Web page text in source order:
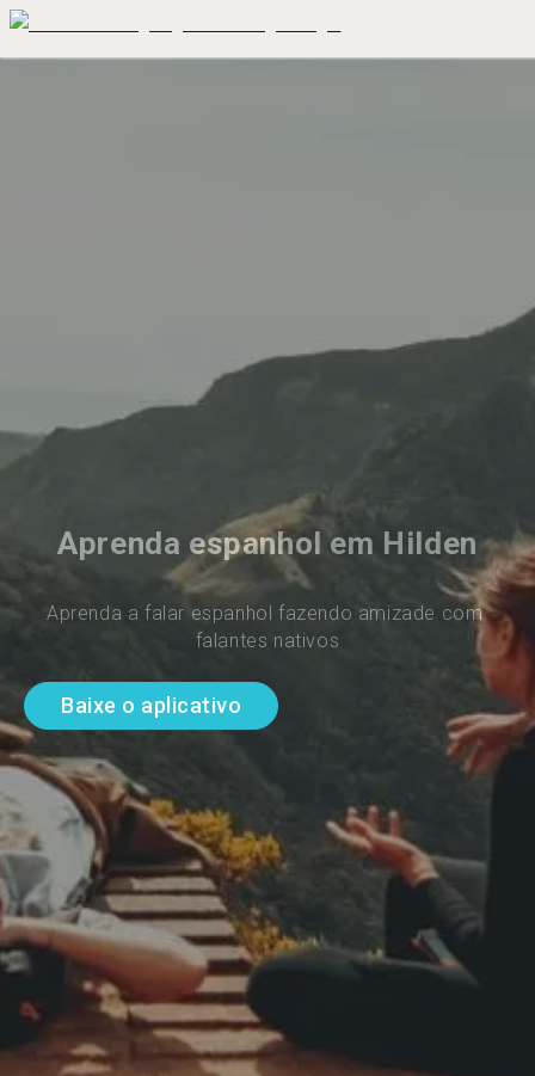
Aprenda espanhol em Hilden
Aprenda a falar espanhol fazendo amizade com
falantes nativos
Baixe o aplicativo